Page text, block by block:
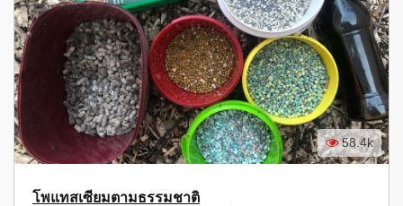
58.4k
โพแทสเซียมตามธรรมชาติ